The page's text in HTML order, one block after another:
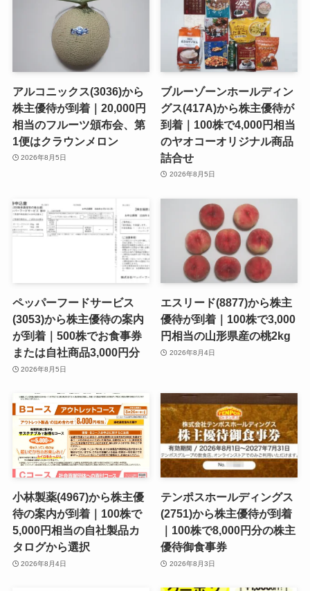
アルコニックス(3036)から
株主優待が到着｜20,000円
相当のフルーツ頒布会、第
1便はクラウンメロン
2026年8月5日
ブルーゾーンホールディン
グス(417A)から株主優待が
到着｜100株で4,000円相当
のヤオコーオリジナル商品
詰合せ
2026年8月5日
ペッパーフードサービス
(3053)から株主優待の案内
が到着｜500株でお食事券
または自社商品3,000円分
2026年8月5日
エスリード(8877)から株主
優待が到着｜100株で3,000
円相当の山形県産の桃2kg
2026年8月4日
小林製薬(4967)から株主優
待の案内が到着｜100株で
5,000円相当の自社製品カ
タログから選択
2026年8月4日
テンポスホールディングス
(2751)から株主優待が到着
｜100株で8,000円分の株主
優待御食事券
2026年8月3日